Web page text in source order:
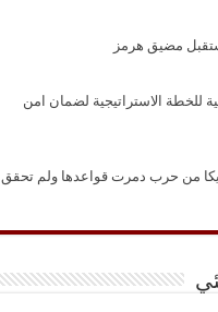
مضيق هرمز
للخطة الاستراتيجية لضمان امن
من حرب دمرت قواعدها ولم تحقق